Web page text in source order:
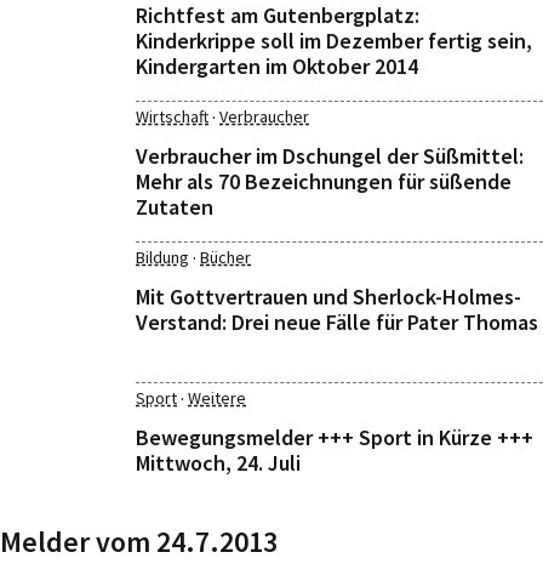
Richtfest am Gutenbergplatz:
Kinderkrippe soll im Dezember fertig sein,
Kindergarten im Oktober 2014
Wirtschaft· Verbraucher
Verbraucher im Dschungel der Süßmittel:
Mehr als 70 Bezeichnungen für süßende
Zutaten
Bildung · Bücher
Mit Gottvertrauen und Sherlock-Holmes-
Verstand: Drei neue Fälle für Pater Thomas
Sport· Weitere
Bewegungsmelder +++ Sport in Kürze +++
Mittwoch, 24. Juli
Melder vom 24.7.2013